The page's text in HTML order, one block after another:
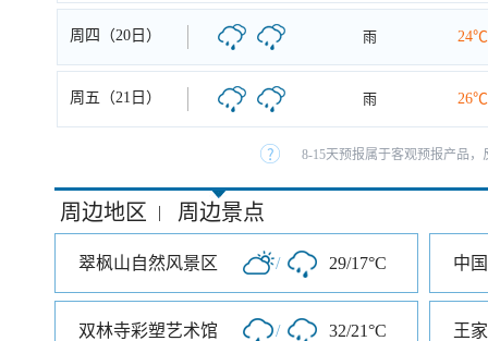
周四（20日） 雨 24℃
周五（21日） 雨 26℃
8-15天预报属于客观预报产品
周边地区 | 周边景点
翠枫山自然风景区 / 29/17°C 中
双林寺彩塑艺术馆 / 32/21°C 王